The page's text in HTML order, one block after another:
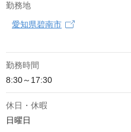
勤務地
愛知県碧南市
勤務時間
8:30～17:30
休日・休暇
日曜日